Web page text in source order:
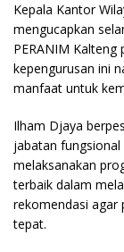
Kepala Kantor
mengucapkan
PERANIM
kepengurusan ini
manfaat untuk
Ilham Djaya
jabatan
melaksanakan
terbaik dalam
rekomendasi agar
tepat.